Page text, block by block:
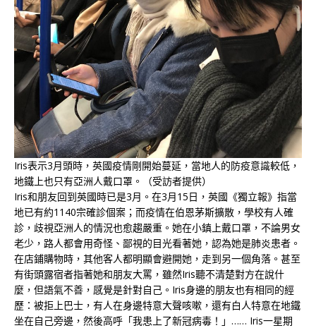
Iris表示3月頭時，英國疫情剛開始蔓延，當地人的防疫意識較低，
地鐵上也只有亞洲人戴口罩。（受訪者提供）
Iris和朋友回到英國時已是3月。在3月15日，英國《獨立報》指當
地已有約1140宗確診個案；而疫情在伯恩茅斯擴散，學校有人確
診，歧視亞洲人的情況也愈趨嚴重。她在小鎮上戴口罩，不論男女
老少，路人都會用奇怪、鄙視的目光看著她，認為她是肺炎患者。
在店鋪購物時，其他客人都明顯會避開她，走到另一個角落。甚至
有街頭露宿者指著她和朋友大罵，雖然Iris聽不清楚對方在說什
麼，但語氣不善，感覺是針對自己。Iris身邊的朋友也有相同的經
歷：被拒上巴士，有人在身邊特意大聲咳嗽，還有白人特意在地鐵
坐在自己旁邊，然後高呼「我患上了新冠病毒！」…… Iris一星期